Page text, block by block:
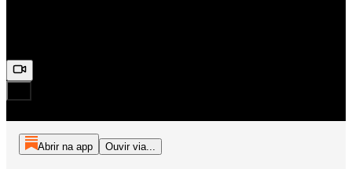
Abrir na app Ouvir via...